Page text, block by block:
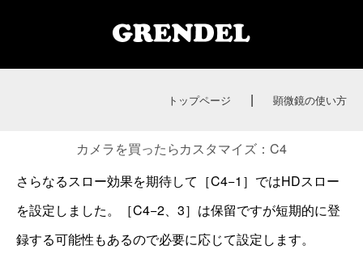
トップページ | 顕微鏡の使い方
カメラを買ったらカスタマイズ：C4
さらなるスロー効果を期待して［C4−1］ではHDスロー
を設定しました。［C4−2、3］は保留ですが短期的に登
録する可能性もあるので必要に応じて設定します。